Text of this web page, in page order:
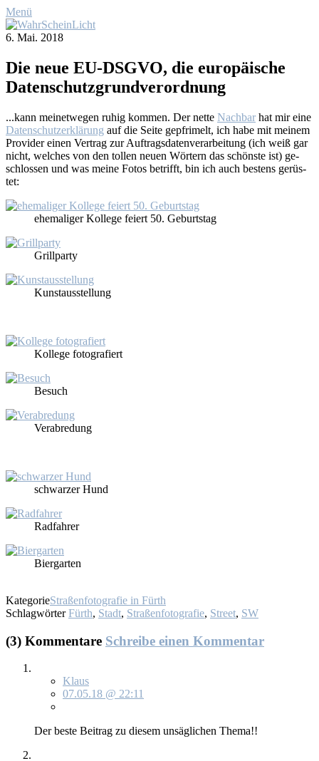
Menü
6. Mai. 2018
Die neue EU-DSGVO, die eu­ro­päi­sche
Da­ten­schutz­grund­ver­ord­nung
...kann mei­net­we­gen ru­hig kom­men. Der net­te Nach­bar hat mir ei­ne
Da­ten­schutz­er­klä­rung auf die Sei­te ge­pfri­melt, ich ha­be mit mei­nem
Pro­vi­der ei­nen Ver­trag zur Auf­trags­da­ten­ver­ar­bei­tung (ich weiß gar
nicht, wel­ches von den tol­len neu­en Wör­tern das schöns­te ist) ge­
schlos­sen und was mei­ne Fo­tos be­trifft, bin ich auch bes­tens ge­rüs­
tet:
ehe­ma­li­ger Kol­le­ge fei­ert 50. Ge­burts­tag
Grill­par­ty
Kunst­aus­stel­lung
Kol­le­ge fo­to­gra­fiert
Be­such
Ver­ab­re­dung
schwar­zer Hund
Rad­fah­rer
Bier­gar­ten
KategorieStraßenfotografie in Fürth
Schlagwörter Fürth, Stadt, Straßenfotografie, Street, SW
(3) Kommentare Schreibe einen Kommentar
Klaus
07.05.18 @ 22:11
Der bes­te Bei­trag zu die­sem un­säg­li­chen The­ma!!